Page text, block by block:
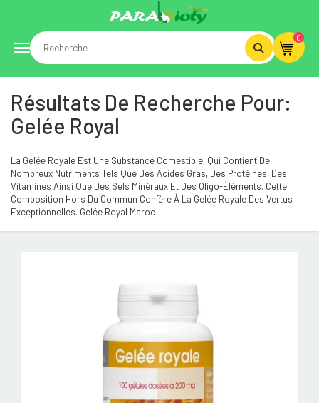
Toggle
navigation
0
Résultats De Recherche Pour:
Gelée Royal
La Gelée Royale Est Une Substance Comestible, Qui Contient De
Nombreux Nutriments Tels Que Des Acides Gras, Des Protéines, Des
Vitamines Ainsi Que Des Sels Minéraux Et Des Oligo-Éléments. Cette
Composition Hors Du Commun Confère À La Gelée Royale Des Vertus
Exceptionnelles. Gelée Royal Maroc